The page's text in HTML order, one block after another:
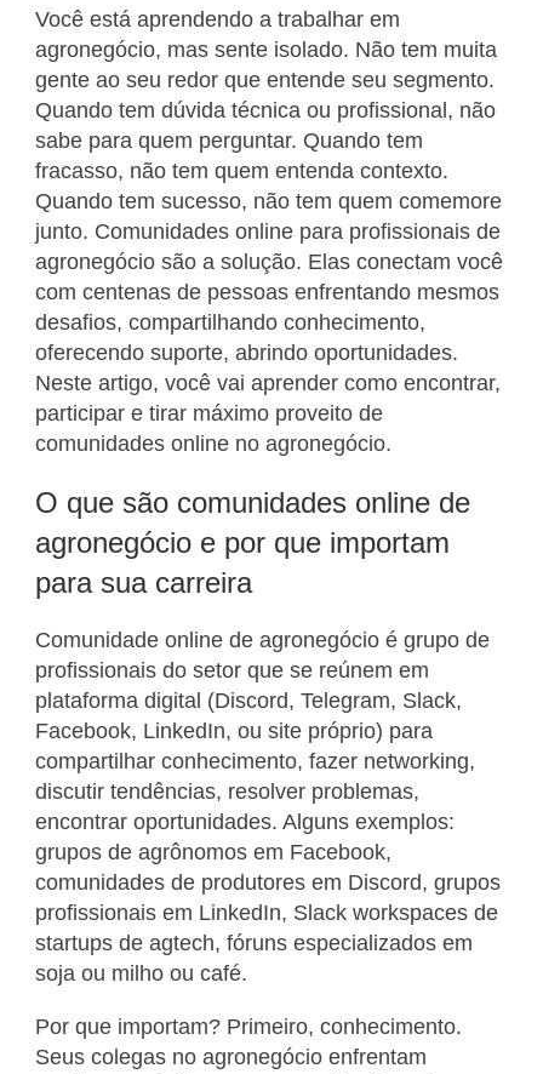
Você está aprendendo a trabalhar em
agronegócio, mas sente isolado. Não tem muita
gente ao seu redor que entende seu segmento.
Quando tem dúvida técnica ou profissional, não
sabe para quem perguntar. Quando tem
fracasso, não tem quem entenda contexto.
Quando tem sucesso, não tem quem comemore
junto. Comunidades online para profissionais de
agronegócio são a solução. Elas conectam você
com centenas de pessoas enfrentando mesmos
desafios, compartilhando conhecimento,
oferecendo suporte, abrindo oportunidades.
Neste artigo, você vai aprender como encontrar,
participar e tirar máximo proveito de
comunidades online no agronegócio.
O que são comunidades online de
agronegócio e por que importam
para sua carreira
Comunidade online de agronegócio é grupo de
profissionais do setor que se reúnem em
plataforma digital (Discord, Telegram, Slack,
Facebook, LinkedIn, ou site próprio) para
compartilhar conhecimento, fazer networking,
discutir tendências, resolver problemas,
encontrar oportunidades. Alguns exemplos:
grupos de agrônomos em Facebook,
comunidades de produtores em Discord, grupos
profissionais em LinkedIn, Slack workspaces de
startups de agtech, fóruns especializados em
soja ou milho ou café.
Por que importam? Primeiro, conhecimento.
Seus colegas no agronegócio enfrentam